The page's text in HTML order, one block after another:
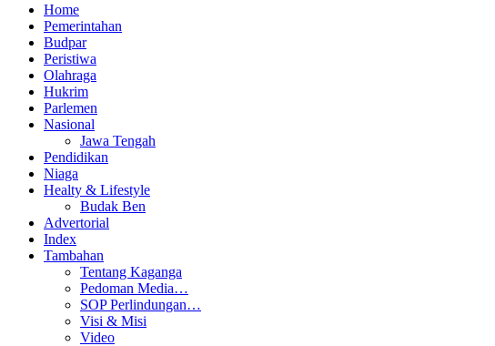
Home
Pemerintahan
Budpar
Peristiwa
Olahraga
Hukrim
Parlemen
Nasional
Jawa Tengah
Pendidikan
Niaga
Healty & Lifestyle
Budak Ben
Advertorial
Index
Tambahan
Tentang Kaganga
Pedoman Media…
SOP Perlindungan…
Visi & Misi
Video